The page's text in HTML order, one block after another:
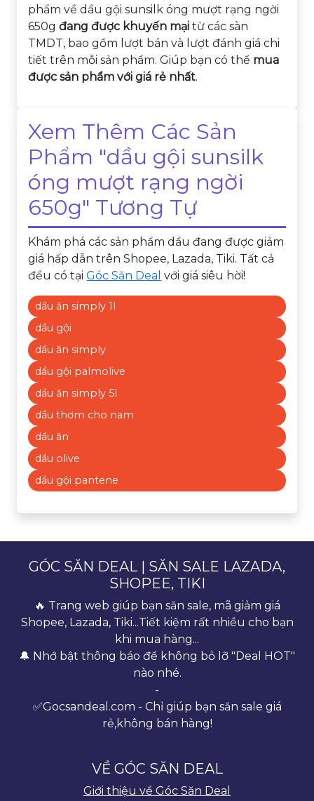
phẩm về dầu gội sunsilk óng mượt rạng ngời
650gđang được khuyến mại từ các sàn
TMDT, bao gồm lượt bán và lượt đánh giá chi
tiết trên mỗi sản phẩm. Giúp bạn có thể mua
được sản phẩm với giá rẻ nhất.
Xem Thêm Các Sản
Phẩm "dầu gội sunsilk
óng mượt rạng ngời
650g" Tương Tự
Khám phá các sản phẩm dầu đang được giảm
giá hấp dẫn trên Shopee, Lazada, Tiki. Tất cả
đều có tạiGóc Săn Deal với giá siêu hời!
dầu ăn simply 1l
dầu gội
dầu ăn simply
dầu gội palmolive
dầu ăn simply 5l
dầu thơm cho nam
dầu ăn
dầu olive
dầu gội pantene
GÓC SĂN DEAL | SĂN SALE LAZADA,
SHOPEE, TIKI
🔥 Trang web giúp bạn săn sale, mã giảm giá
Shopee, Lazada, Tiki...Tiết kiệm rất nhiều cho bạn
khi mua hàng...
🔔 Nhớ bật thông báo để không bỏ lỡ "Deal HOT"
nào nhé.
-
✅Gocsandeal.com - Chỉ giúp bạn săn sale giá
rẻ,không bán hàng!
VỀ GÓC SĂN DEAL
Giới thiệu về Góc Săn Deal